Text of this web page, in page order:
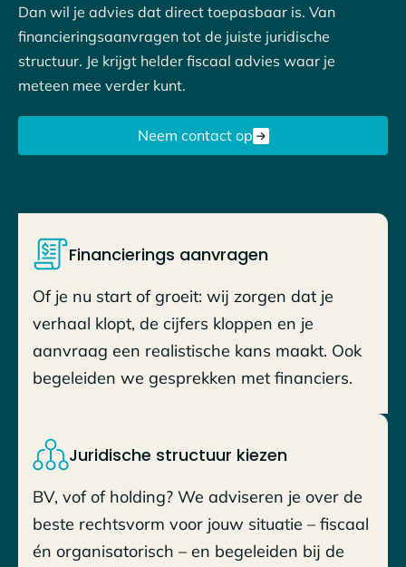
Dan wil je advies dat direct toepasbaar is. Van
financieringsaanvragen tot de juiste juridische
structuur. Je krijgt helder fiscaal advies waar je
meteen mee verder kunt.
Neem contact op
Financierings aanvragen
Of je nu start of groeit: wij zorgen dat je
verhaal klopt, de cijfers kloppen en je
aanvraag een realistische kans maakt. Ook
begeleiden we gesprekken met financiers.
Juridische structuur kiezen
BV, vof of holding? We adviseren je over de
beste rechtsvorm voor jouw situatie – fiscaal
én organisatorisch – en begeleiden bij de